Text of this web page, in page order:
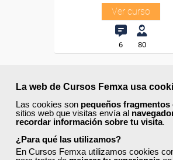
La web de Cursos Femxa usa
Las cookies son pequeños fragmentos
sitios web que visitas envía al
recordar información sobre tu visita.
¿Para qué las utilizamos?
En Cursos Femxa utilizamos cookies
Ver curso
6 80
ONLINE
Formación 100%
subvencionada.
Para desempleados,
trabajadores y autónomos.